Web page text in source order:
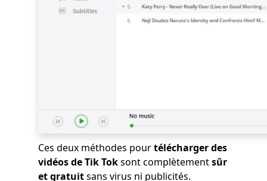
Ces deux méthodes pourtélécharger des
vidéos de Tik Toksont complètementsûr
et gratuitsans virus ni publicités.